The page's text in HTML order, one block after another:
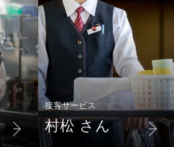
接客サービス
村松 さん